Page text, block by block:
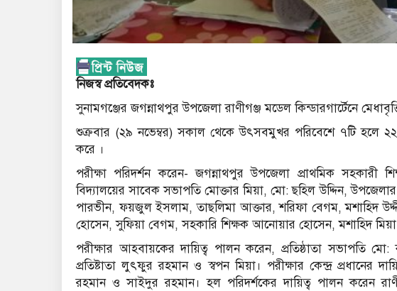
নিজস্ব প্রতিবেদকঃ
সুনামগঞ্জের জগন্নাথপুর উপজেলা রাণীগঞ্জ মডেল কিন্ডারগার্টেনে
শুক্রবার (২৯ নভেম্বর) সকাল থেকে উৎসবমুখর পরিবেশে ৭টি হলে ২২০
করে ।
পরীক্ষা পরিদর্শন করেন- জগন্নাথপুর উপজেলা প্রাথমিক সহকারী
বিদ্যালয়ের সাবেক সভাপতি মোক্তার মিয়া, মো: ছহিল উদ্দিন, উপজেলার
পারভীন, ফয়জুল ইসলাম, তাছলিমা আক্তার, শরিফা বেগম,
হোসেন, সুফিয়া বেগম, সহকারি শিক্ষক আনোয়ার হোসেন, মশাহিদ
পরীক্ষার আহবায়কের দায়িত্ব পালন করেন, প্রতিষ্ঠাতা সভাপতি
প্রতিষ্টাতা লুৎফুর রহমান ও স্বপন মিয়া। পরীক্ষার কেন্দ্র প্রধানের
রহমান ও সাইদুর রহমান। হল পরিদর্শকের দায়িত্ব পালন করেন